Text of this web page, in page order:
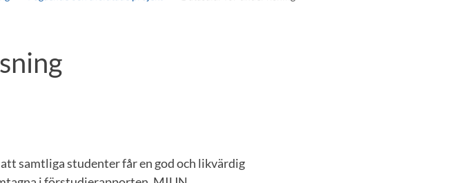
samtliga studenter får en god och likvärdig